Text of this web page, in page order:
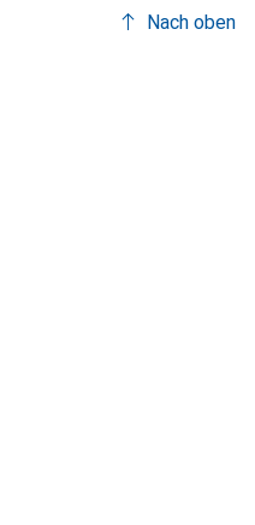
Nach oben